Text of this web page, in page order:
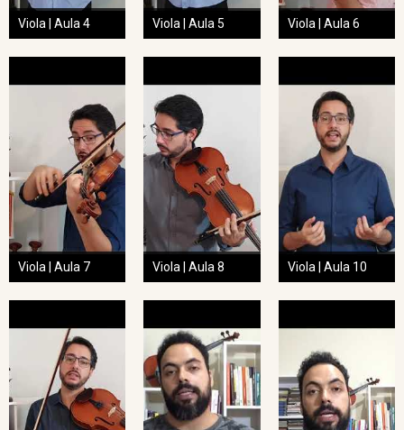
Viola | Aula 4 Viola | Aula 5 Viola | Aula 6
Viola | Aula 7 Viola | Aula 8 Viola | Aula 10